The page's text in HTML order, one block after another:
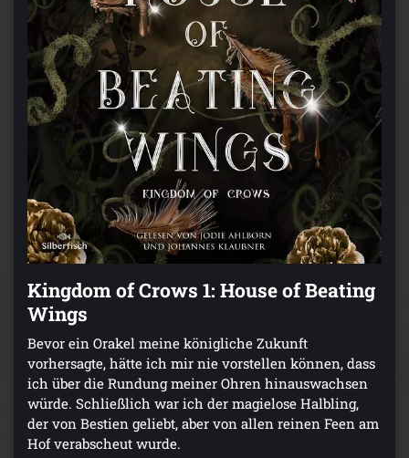
Kingdom of Crows 1: House of Beating
Wings
Bevor ein Orakel meine königliche Zukunft
vorhersagte, hätte ich mir nie vorstellen können, dass
ich über die Rundung meiner Ohren hinauswachsen
würde. Schließlich war ich der magielose Halbling,
der von Bestien geliebt, aber von allen reinen Feen am
Hof verabscheut wurde.